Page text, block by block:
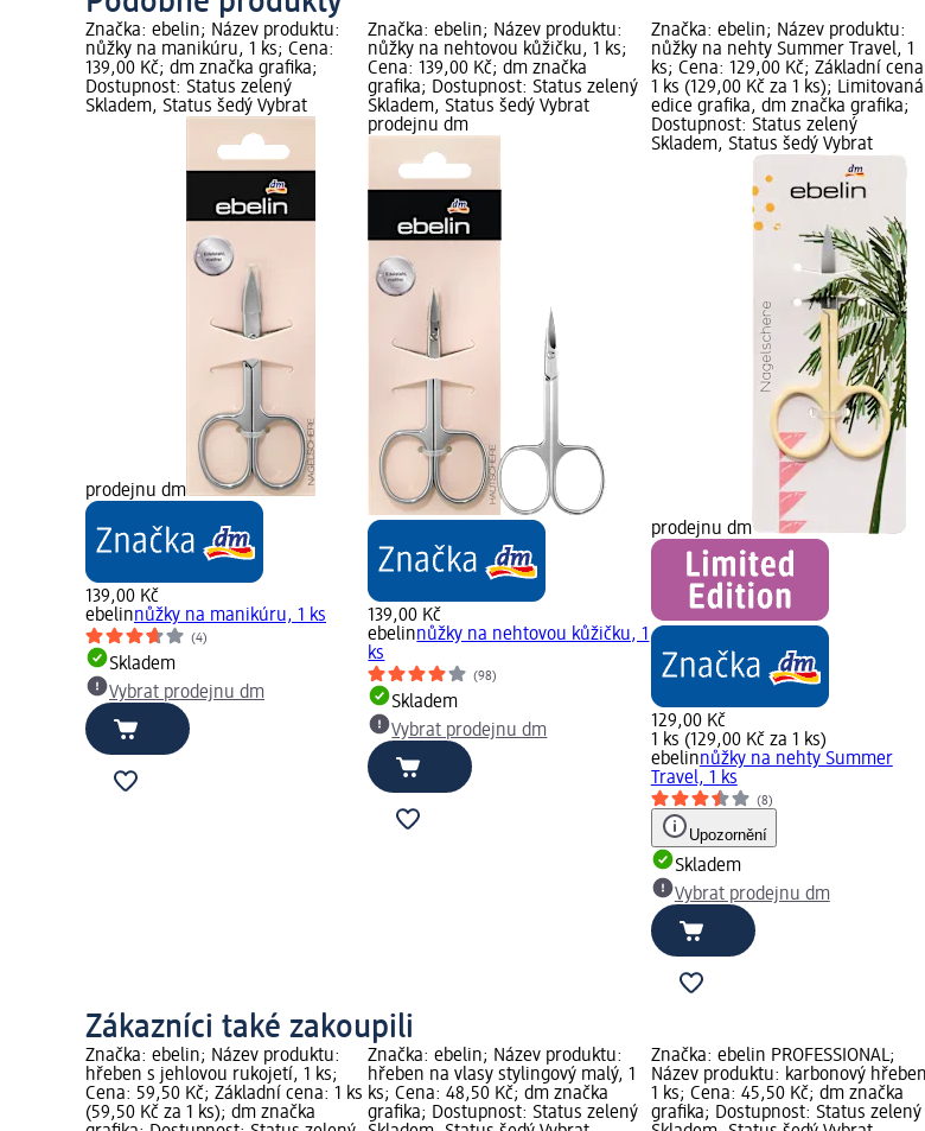
Značka: ebelin; Název produktu:
nůžky na manikúru, 1 ks; Cena:
139,00 Kč; dm značka grafika;
Dostupnost: Status zelený
Skladem, Status šedý Vybrat
prodejnu dm
139,00 Kč
ebelinnůžky na manikúru, 1 ks
(4)
Skladem
Vybrat prodejnu dm
Značka: ebelin; Název produktu:
nůžky na nehtovou kůžičku, 1 ks;
Cena: 139,00 Kč; dm značka
grafika; Dostupnost: Status zelený
Skladem, Status šedý Vybrat
prodejnu dm
139,00 Kč
ebelinnůžky na nehtovou kůžičku, 1
ks
(98)
Skladem
Vybrat prodejnu dm
Značka: ebelin; Název produktu:
nůžky na nehty Summer Travel, 1
ks; Cena: 129,00 Kč; Základní
1 ks (129,00 Kč za 1 ks); Limitovaná
edice grafika, dm značka grafika;
Dostupnost: Status zelený
Skladem, Status šedý Vybrat
prodejnu dm
129,00 Kč
1 ks (129,00 Kč za 1 ks)
ebelinnůžky na nehty Summer
Travel, 1 ks
(8)
Upozornění
Skladem
Vybrat prodejnu dm
Zákazníci také zakoupili
Značka: ebelin; Název produktu:
hřeben s jehlovou rukojetí, 1 ks;
Cena: 59,50 Kč; Základní cena: 1 ks
(59,50 Kč za 1 ks); dm značka
Značka: ebelin; Název produktu:
hřeben na vlasy stylingový malý, 1
ks; Cena: 48,50 Kč; dm značka
grafika; Dostupnost: Status zelený
Značka: ebelin PROFESSIONAL;
Název produktu: karbonový
1 ks; Cena: 45,50 Kč; dm značka
grafika; Dostupnost: Status zelený